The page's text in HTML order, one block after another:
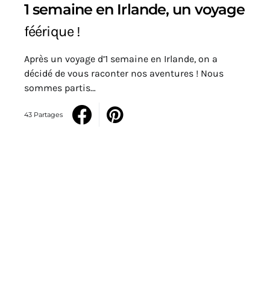
1 semaine en Irlande, un voyage
féérique !
Après un voyage d’1 semaine en Irlande, on a
décidé de vous raconter nos aventures ! Nous
sommes partis…
43 Partages